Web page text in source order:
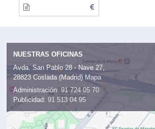
NUESTRAS OFICINAS
Avda. San Pablo 28 - Nave 27,
28823 Coslada (Madrid) Mapa
Administración: 91 724 05 70
Publicidad: 91 513 04 95